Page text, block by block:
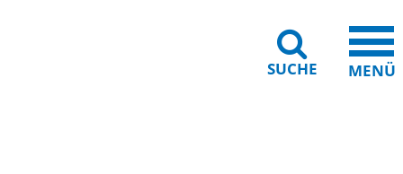
SUCHE MENÜ